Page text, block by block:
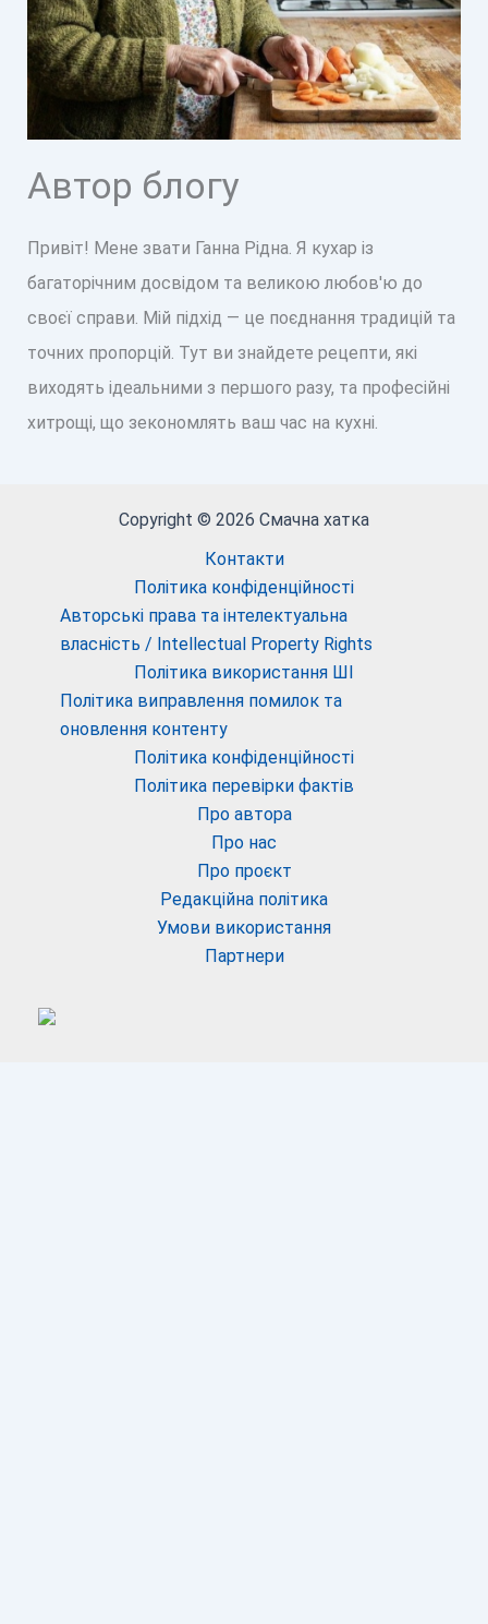
Автор блогу
Привіт! Мене звати Ганна Рідна. Я кухар із
багаторічним досвідом та великою любов'ю до
своєї справи. Мій підхід — це поєднання традицій та
точних пропорцій. Тут ви знайдете рецепти, які
виходять ідеальними з першого разу, та професійні
хитрощі, що зекономлять ваш час на кухні.
Copyright © 2026 Смачна хатка
Контакти
Політика конфіденційності
Авторські права та інтелектуальна
власність / Intellectual Property Rights
Політика використання ШІ
Політика виправлення помилок та
оновлення контенту
Політика конфіденційності
Політика перевірки фактів
Про автора
Про нас
Про проєкт
Редакційна політика
Умови використання
Партнери